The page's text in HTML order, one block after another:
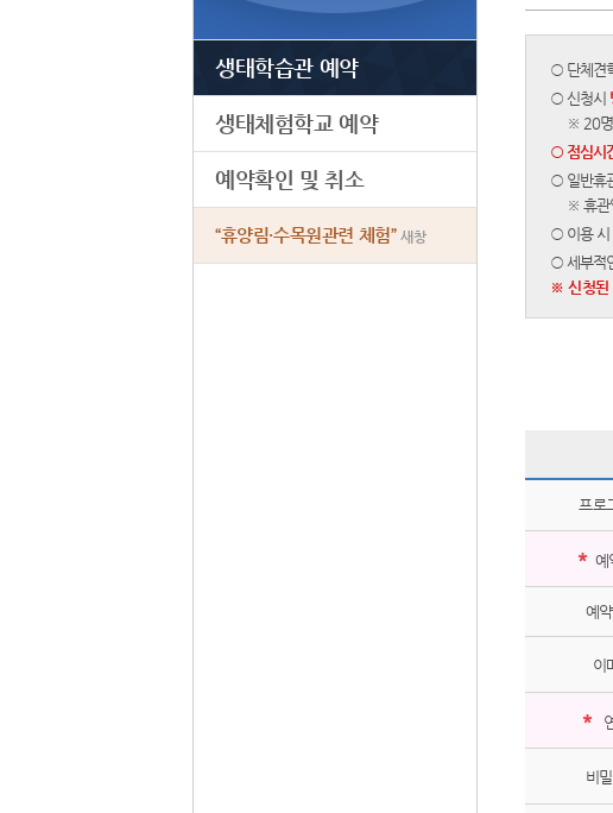
○ 단체견
○ 신청시
※ 20명
○ 점심시
○ 일반휴
※ 휴관
○ 이용 시
○ 세부적
※ 신청된
프로
* 예
예
이
*
비
생태학습관 예약
생태체험학교 예약
예약확인 및 취소
“휴양림·수목원관련 체험” 새창